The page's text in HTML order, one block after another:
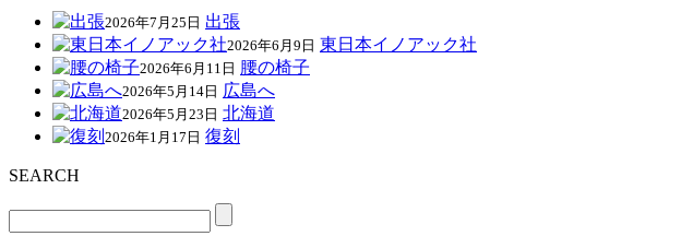
2026年7月25日 出張
2026年6月9日 東日本イノアック社
2026年6月11日 腰の椅子
2026年5月14日 広島へ
2026年5月23日 北海道
2026年1月17日 復刻
SEARCH